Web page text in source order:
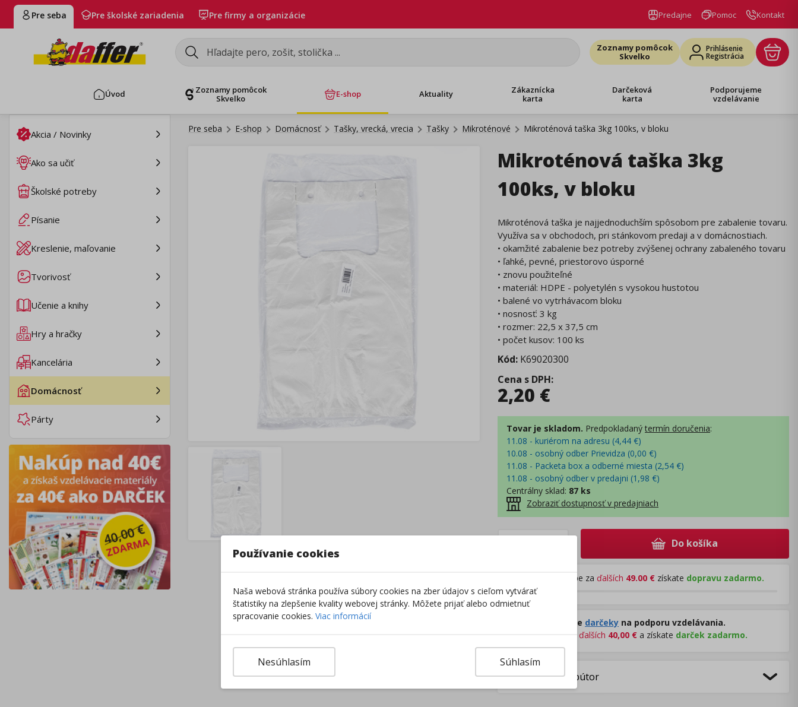
Pre seba Pre školské zariadenia Pre firmy a organizácie Predajne Pomoc Kontakt
Zoznamy pomôcok
Skvelko
Prihlásenie
Registrácia
Úvod
Zoznamy pomôcok
Skvelko
E-shop Aktuality
Zákaznícka
karta
Darčeková
karta
Podporujeme
vzdelávanie
Akcia / Novinky
Ako sa učiť
Školské potreby
Písanie
Kreslenie, maľovanie
Tvorivosť
Učenie a knihy
Hry a hračky
Kancelária
Domácnosť
Párty
Pre seba E-shop Domácnosť Tašky, vrecká, vrecia Tašky Mikroténové Mikroténová taška 3kg 100ks, v bloku
Mikroténová taška 3kg
100ks, v bloku
Mikroténová taška je najjednoduchším spôsobom pre zabalenie tovaru.
Využíva sa v obchodoch, pri stánkovom predaji a v domácnostiach.
• okamžité zabalenie bez potreby zvýšenej ochrany zabaleného tovaru
• ľahké, pevné, priestorovo úsporné
• znovu použiteľné
• materiál: HDPE - polyetylén s vysokou hustotou
• balené vo vytrhávacom bloku
• nosnosť: 3 kg
• rozmer: 22,5 x 37,5 cm
• počet kusov: 100 ks
Kód: K69020300
Cena s DPH:
2,20 €
Tovar je skladom. Predpokladaný termín doručenia:
11.08 - kuriérom na adresu (4,44 €)
10.08 - osobný odber Prievidza (0,00 €)
11.08 - Packeta box a odberné miesta (2,54 €)
11.08 - osobný odber v predajni (1,98 €)
Centrálny sklad: 87 ks
Zobraziť dostupnosť v predajniach
Do košíka
Pri nákupe za ďalších 49.00 € získate dopravu zadarmo.
Rozdávame darčeky na podporu vzdelávania.
ďalších 40,00 € a získate darček zadarmo.
Výrobca/Distribútor
Používanie cookies
Naša webová stránka používa súbory cookies na zber údajov s cieľom vytvárať
štatistiky na zlepšenie kvality webovej stránky. Môžete prijať alebo odmietnuť
spracovanie cookies. Viac informácií
Súhlasím
Nesúhlasím